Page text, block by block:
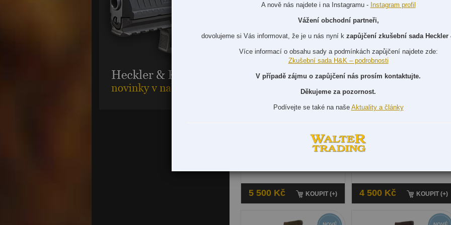
2 700 Kč KOUPIT (+)
BUNDA - MASTERS
3 300 Kč KOUPIT (+)
BROWNING LOVECKÁ
5 500 Kč KOUPIT (+)
BROWNING LOVECKÁ
BROWNING
4 500 Kč KOUPIT (+)
A nově nás najdete i na Instagramu - Instagram profil
Vážení obchodní partneři,
dovolujeme si Vás informovat, že je u nás nyní k zapůjčení zkušební sada Heckler
Více informací o obsahu sady a podmínkách zapůjčení najdete zde:
Zkušební sada H&K – podrobnosti
V případě zájmu o zapůjčení nás prosím kontaktujte.
Děkujeme za pozornost.
Podívejte se také na naše Aktuality a články